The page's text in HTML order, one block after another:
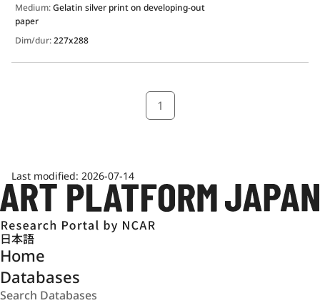
Medium:Gelatin silver print on developing-out
paper
Dim/dur:227x288
1
Last modified: 2026-07-14
日本語
Home
Databases